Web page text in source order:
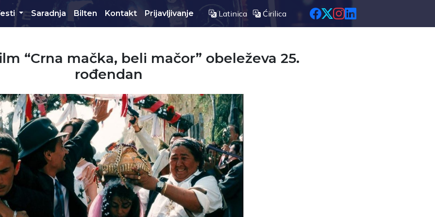
Saradnja Bilten Kontakt Prijavljivanje Latinica Ćirilica
“Crna mačka, beli mačor” obeleževa 25.
rođendan